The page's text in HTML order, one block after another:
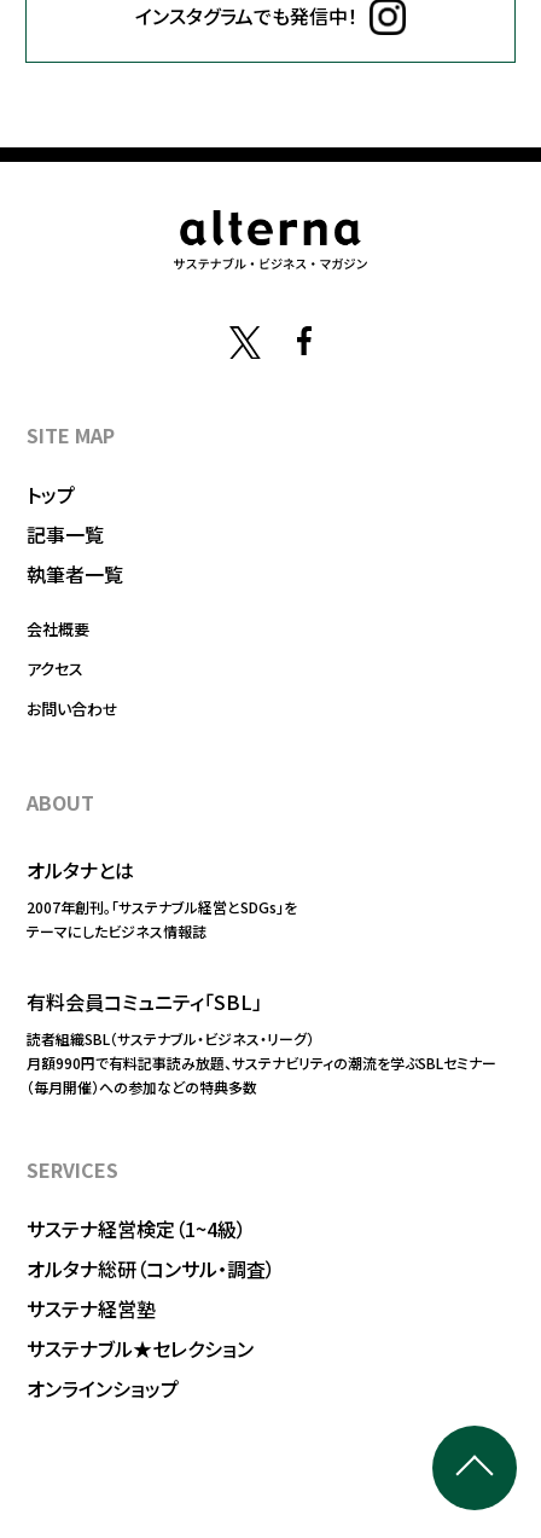
インスタグラムでも発信中！
SITE MAP
トップ
記事一覧
執筆者一覧
会社概要
アクセス
お問い合わせ
ABOUT
オルタナとは
2007年創刊。「サステナブル経営とSDGs」を
テーマにしたビジネス情報誌
有料会員コミュニティ「SBL」
読者組織SBL（サステナブル・ビジネス・リーグ）
月額990円で有料記事読み放題、サステナビリティの潮流を学ぶSBLセミナー
（毎月開催）への参加などの特典多数
SERVICES
サステナ経営検定（1~4級）
オルタナ総研（コンサル・調査）
サステナ経営塾
サステナブル★セレクション
オンラインショップ